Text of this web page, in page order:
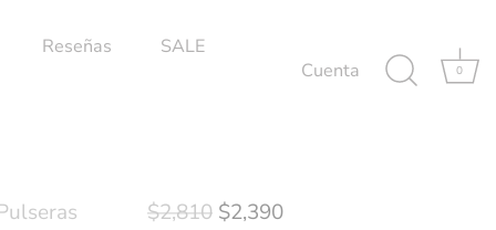
Reseñas SALE
Cuenta 0
$2,810 $2,390